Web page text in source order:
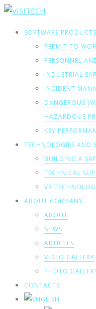
SOFTWARE PRODUCTS
PERMIT TO
PERSONNEL
INDUSTRIAL
INCIDENT
DANGEROUS
HAZARDOUS
KEY
TECHNOLOGIES AND
BUILDING A
TECHNICAL
VR
ABOUT COMPANY
ABOUT
NEWS
ARTICLES
VIDEO GALLERY
PHOTO
CONTACTS